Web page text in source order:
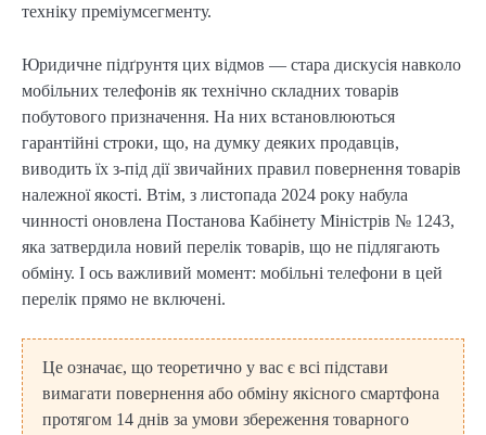
техніку преміумсегменту.
Юридичне підґрунтя цих відмов — стара дискусія навколо
мобільних телефонів як технічно складних товарів
побутового призначення. На них встановлюються
гарантійні строки, що, на думку деяких продавців,
виводить їх з-під дії звичайних правил повернення товарів
належної якості. Втім, з листопада 2024 року набула
чинності оновлена Постанова Кабінету Міністрів № 1243,
яка затвердила новий перелік товарів, що не підлягають
обміну. І ось важливий момент: мобільні телефони в цей
перелік прямо не включені.
Це означає, що теоретично у вас є всі підстави
вимагати повернення або обміну якісного смартфона
протягом 14 днів за умови збереження товарного